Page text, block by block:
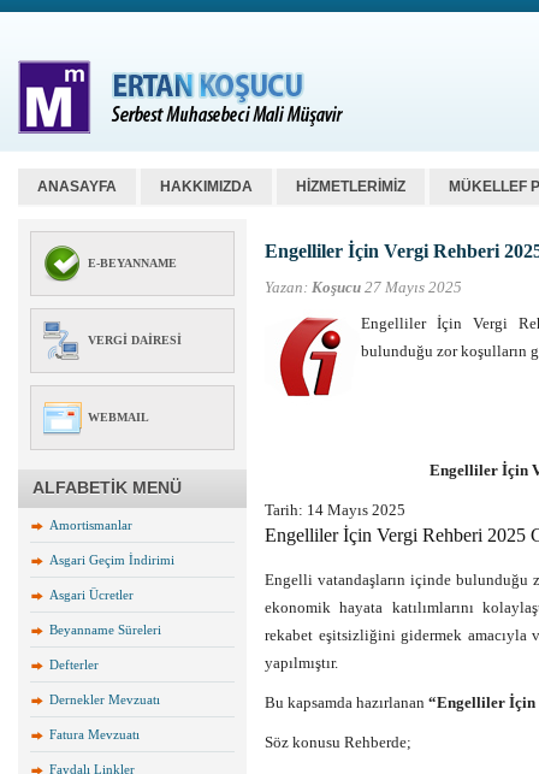
ANASAYFA HAKKIMIZDA HİZMETLERİMİZ MÜKELLEF
E-BEYANNAME
VERGI DAIRESI
WEBMAIL
ALFABETİK MENÜ
Amortismanlar
Asgari Geçim İndirimi
Asgari Ücretler
Beyanname Süreleri
Defterler
Dernekler Mevzuatı
Fatura Mevzuatı
Faydalı Linkler
Engelliler İçin Vergi Rehberi
Yazan: Koşucu 27 Mayıs 2025
Engelliler İçin Vergi
bulunduğu zor koşulların
Engelliler İçin
Tarih: 14 Mayıs 2025
Engelliler İçin Vergi Rehberi 2025
Engelli vatandaşların içinde bulunduğu
ekonomik hayata katılımlarını
rekabet eşitsizliğini gidermek
yapılmıştır.
Bu kapsamda hazırlanan “Engelliler İçin
Söz konusu Rehberde;